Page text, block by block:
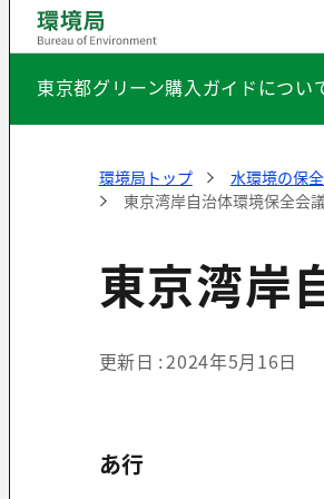
東京都グリーン購入ガイドについ
環境局トップ 水環境の保全
東京湾岸自治体環境保全
東京湾岸
更新日 2024年5月16日
あ行